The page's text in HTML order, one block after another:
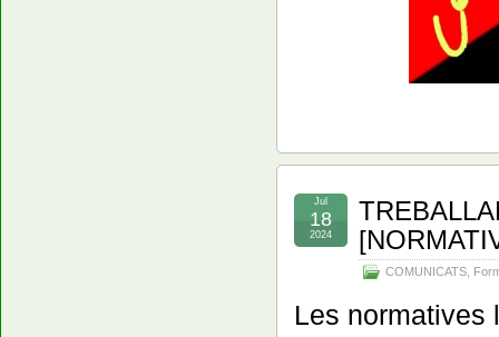
COMUNICATS
Jul
18
2024
Les normatives